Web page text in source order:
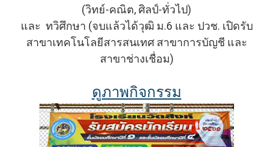
(วิทย์-คณิต, ศิลป์-ทั่วไป)
และ ทวิศึกษา (จบแล้วได้วุฒิ ม.6 และ ปวช. เปิดรับ
สาขาเทคโนโลยีสารสนเทศ สาขาการบัญชี และ
สาขาช่างเชื่อม)
ดูภาพกิจกรรม